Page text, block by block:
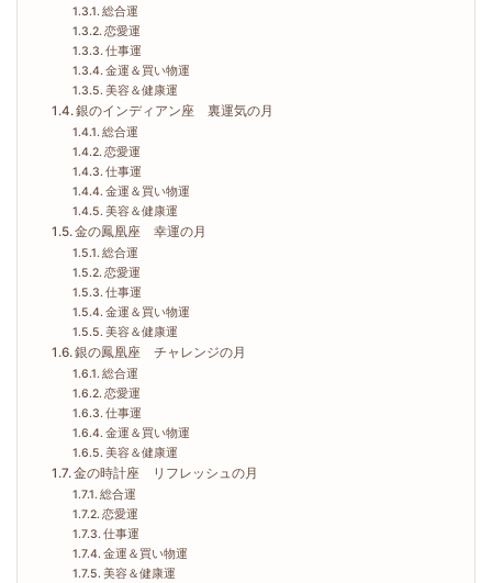
総合運
恋愛運
仕事運
金運＆買い物運
美容＆健康運
銀のインディアン座 裏運気の月
総合運
恋愛運
仕事運
金運＆買い物運
美容＆健康運
金の鳳凰座 幸運の月
総合運
恋愛運
仕事運
金運＆買い物運
美容＆健康運
銀の鳳凰座 チャレンジの月
総合運
恋愛運
仕事運
金運＆買い物運
美容＆健康運
金の時計座 リフレッシュの月
総合運
恋愛運
仕事運
金運＆買い物運
美容＆健康運